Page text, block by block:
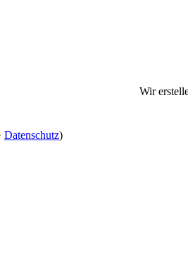
Wir
Datenschutz)